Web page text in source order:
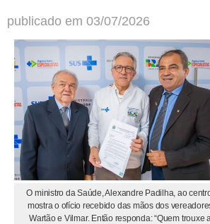
publicado em 03/07/2026
O ministro da Saúde, Alexandre Padilha, ao
mostra o ofício recebido das mãos dos
Wartão e Vilmar. Então responda: “Quem trouxe a